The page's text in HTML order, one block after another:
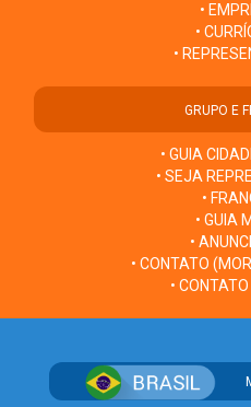
•
•
•
GRUPO E
• GUIA
• SEJA
•
• GUIA
•
• CONTATO
•